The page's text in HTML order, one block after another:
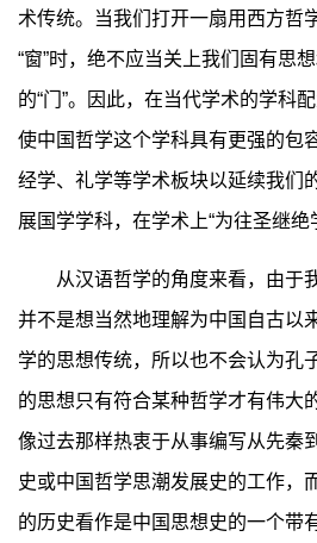
术传统。当我们打开一扇用西方哲
“窗”时，绝不应当关上我们固有思
的“门”。因此，在当代学术的学科
使中国哲学这个学科具有更强的包
经学、礼学等学术板块以延续我们
展国学学科，在学术上“为往圣继绝
从汉语哲学的角度来看，由于我
并不是想当然地理解为中国自古以
学的思想传统，所以也不会认为孔
的思想只有符合某种哲学才有伟大
像过去那样热衷于从事编写从先秦
史或中国哲学思潮发展史的工作，
的历史看作是中国思想史的一个带